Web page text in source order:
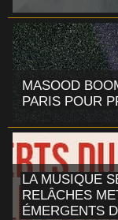
MASOOD
PARIS POUR
LA MUSIQUE
RELÂCHES
ÉMERGENTS